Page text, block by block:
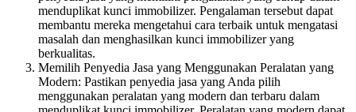
menduplikat kunci immobilizer. Pengalaman tersebut dapat
membantu mereka mengetahui cara terbaik untuk mengatasi
masalah dan menghasilkan kunci immobilizer yang
berkualitas.
Memilih Penyedia Jasa yang Menggunakan Peralatan yang
Modern: Pastikan penyedia jasa yang Anda pilih
menggunakan peralatan yang modern dan terbaru dalam